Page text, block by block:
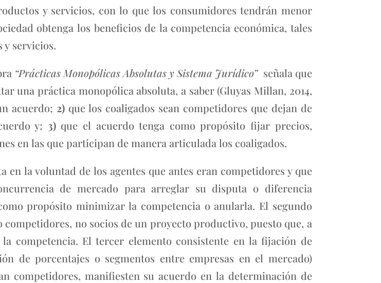
y servicios, con lo que los consumidores tendrán menor
obtenga los beneficios de la competencia económica, tales
y servicios.
“Prácticas Monopólicas Absolutas y Sistema Jurídico” señala que
una práctica monopólica absoluta, a saber (Gluyas Millan, 2014,
acuerdo; 2)que los coaligados sean competidores que dejan de
y; 3)que el acuerdo tenga como propósito fijar precios,
en las que participan de manera articulada los coaligados.
en la voluntad de los agentes que antes eran competidores y que
de mercado para arreglar su disputa o diferencia
propósito minimizar la competencia o anularla. El segundo
no socios de un proyecto productivo, puesto que, a
competencia. El tercer elemento consistente en la fijación de
de porcentajes o segmentos entre empresas en el mercado)
competidores, manifiesten su acuerdo en la determinación de